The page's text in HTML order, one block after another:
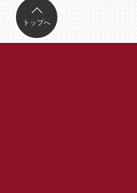
トップへ